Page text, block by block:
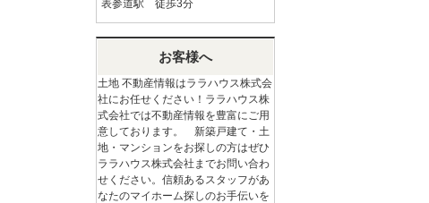
表参道駅 徒歩3分
お客様へ
土地 不動産情報はララハウス株式会
社にお任せください！ララハウス株
式会社では不動産情報を豊富にご用
意しております。 新築戸建て・土
地・マンションをお探しの方はぜひ
ララハウス株式会社までお問い合わ
せください。信頼あるスタッフがあ
なたのマイホーム探しのお手伝いを